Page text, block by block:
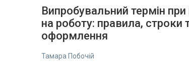
Випробувальний термін при
на роботу: правила, строки
оформлення
Тамара Побочій